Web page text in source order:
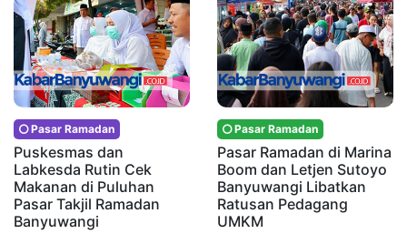
Pasar Ramadan
Puskesmas dan
Labkesda Rutin Cek
Makanan di Puluhan
Pasar Takjil Ramadan
Banyuwangi
Pasar Ramadan
Pasar Ramadan di Marina
Boom dan Letjen Sutoyo
Banyuwangi Libatkan
Ratusan Pedagang
UMKM